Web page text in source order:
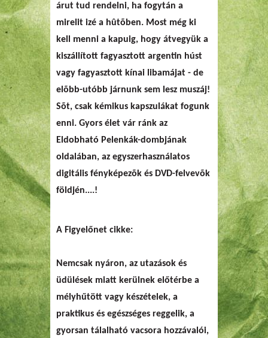
árut tud rendelni, ha fogytán a
mirelit izé a hûtõben. Most még ki
kell menni a kapuig, hogy átvegyük a
kiszállított fagyasztott argentin húst
vagy fagyasztott kínai libamájat - de
elõbb-utóbb járnunk sem lesz muszáj!
Sõt, csak kémikus kapszulákat fogunk
enni. Gyors élet vár ránk az
Eldobható Pelenkák-dombjának
oldalában, az egyszerhasználatos
digitális fényképezõk és DVD-felvevõk
földjén....!
A Figyelőnet cikke:
Nemcsak nyáron, az utazások és
üdülések miatt kerülnek előtérbe a
mélyhűtött vagy készételek, a
praktikus és egészséges reggelik, a
gyorsan tálalható vacsora hozzávalói,